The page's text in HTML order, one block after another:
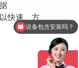
快速、方
设备包含安装吗？